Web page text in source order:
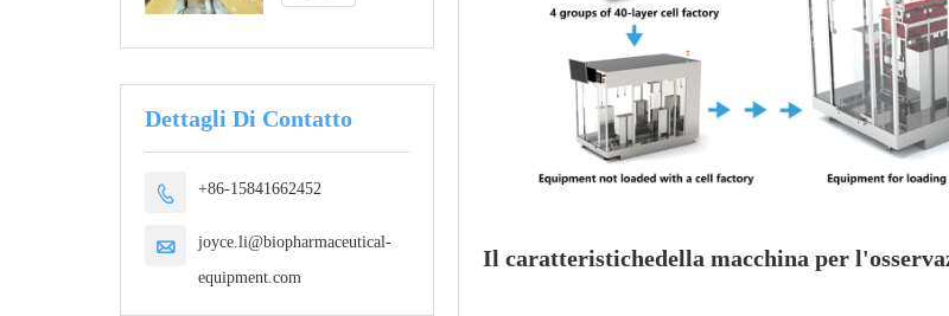
Dettagli Di Contatto
 +86-15841662452

joyce.li@biopharmaceutical-
equipment.com
Ilcaratteristichedella macchina per